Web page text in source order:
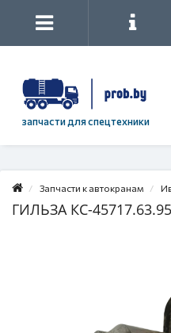
запчасти для спецтехники
Запчасти к автокранам
ГИЛЬЗА КС-